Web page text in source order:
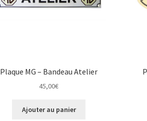
Plaque MG – Bandeau Atelier
45,00€
Ajouter au panier